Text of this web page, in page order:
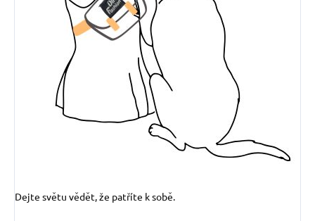
Dejte světu vědět, že patříte k sobě.